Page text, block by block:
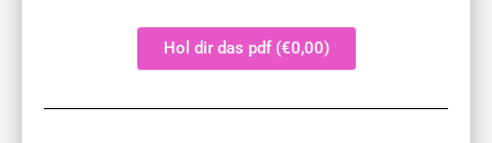
Hol dir das pdf (€0,00)